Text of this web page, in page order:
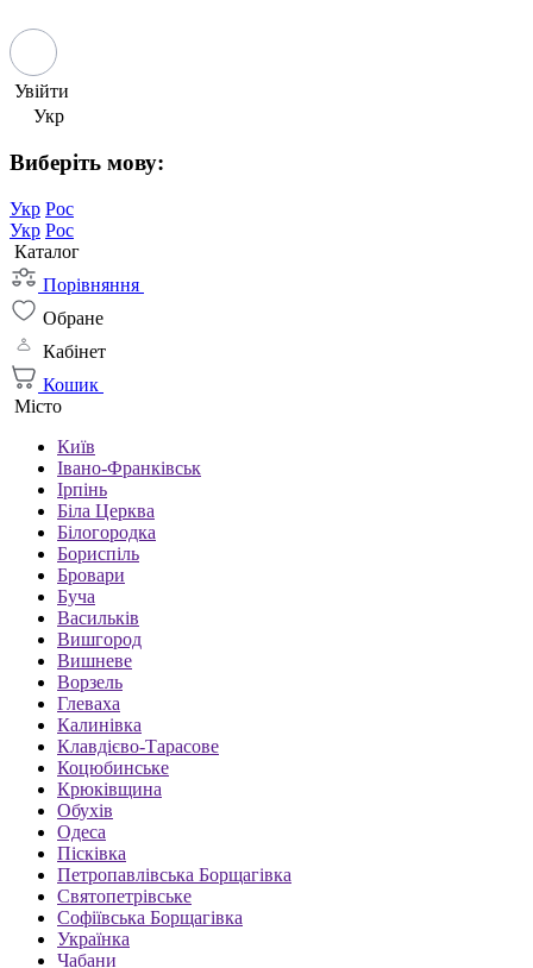
Увійти
Укр
Виберіть мову:
Укр Рос
Укр Рос
Каталог
Порівняння
Обране
Кабінет
Кошик
Місто
Київ
Івано-Франківськ
Ірпінь
Біла Церква
Білогородка
Бориспіль
Бровари
Буча
Васильків
Вишгород
Вишневе
Ворзель
Глеваха
Калинівка
Клавдієво-Тарасове
Коцюбинське
Крюківщина
Обухів
Одеса
Пісківка
Петропавлівська Борщагівка
Святопетрівське
Софіївська Борщагівка
Українка
Чабани